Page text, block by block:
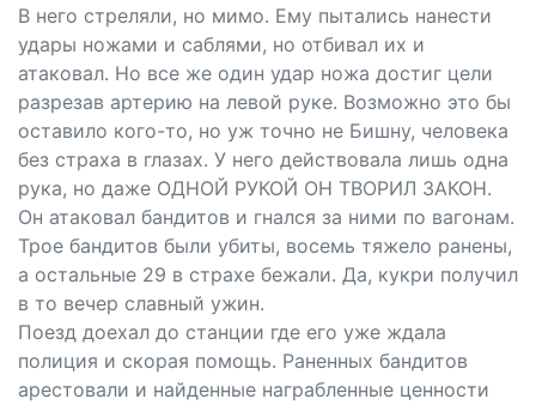
В него стреляли, но мимо. Ему пытались нанести
удары ножами и саблями, но отбивал их и
атаковал. Но все же один удар ножа достиг цели
разрезав артерию на левой руке. Возможно это бы
оставило кого-то, но уж точно не Бишну, человека
без страха в глазах. У него действовала лишь одна
рука, но даже ОДНОЙ РУКОЙ ОН ТВОРИЛ ЗАКОН.
Он атаковал бандитов и гнался за ними по вагонам.
Трое бандитов были убиты, восемь тяжело ранены,
а остальные 29 в страхе бежали. Да, кукри получил
в то вечер славный ужин.
Поезд доехал до станции где его уже ждала
полиция и скорая помощь. Раненных бандитов
арестовали и найденные награбленные ценности